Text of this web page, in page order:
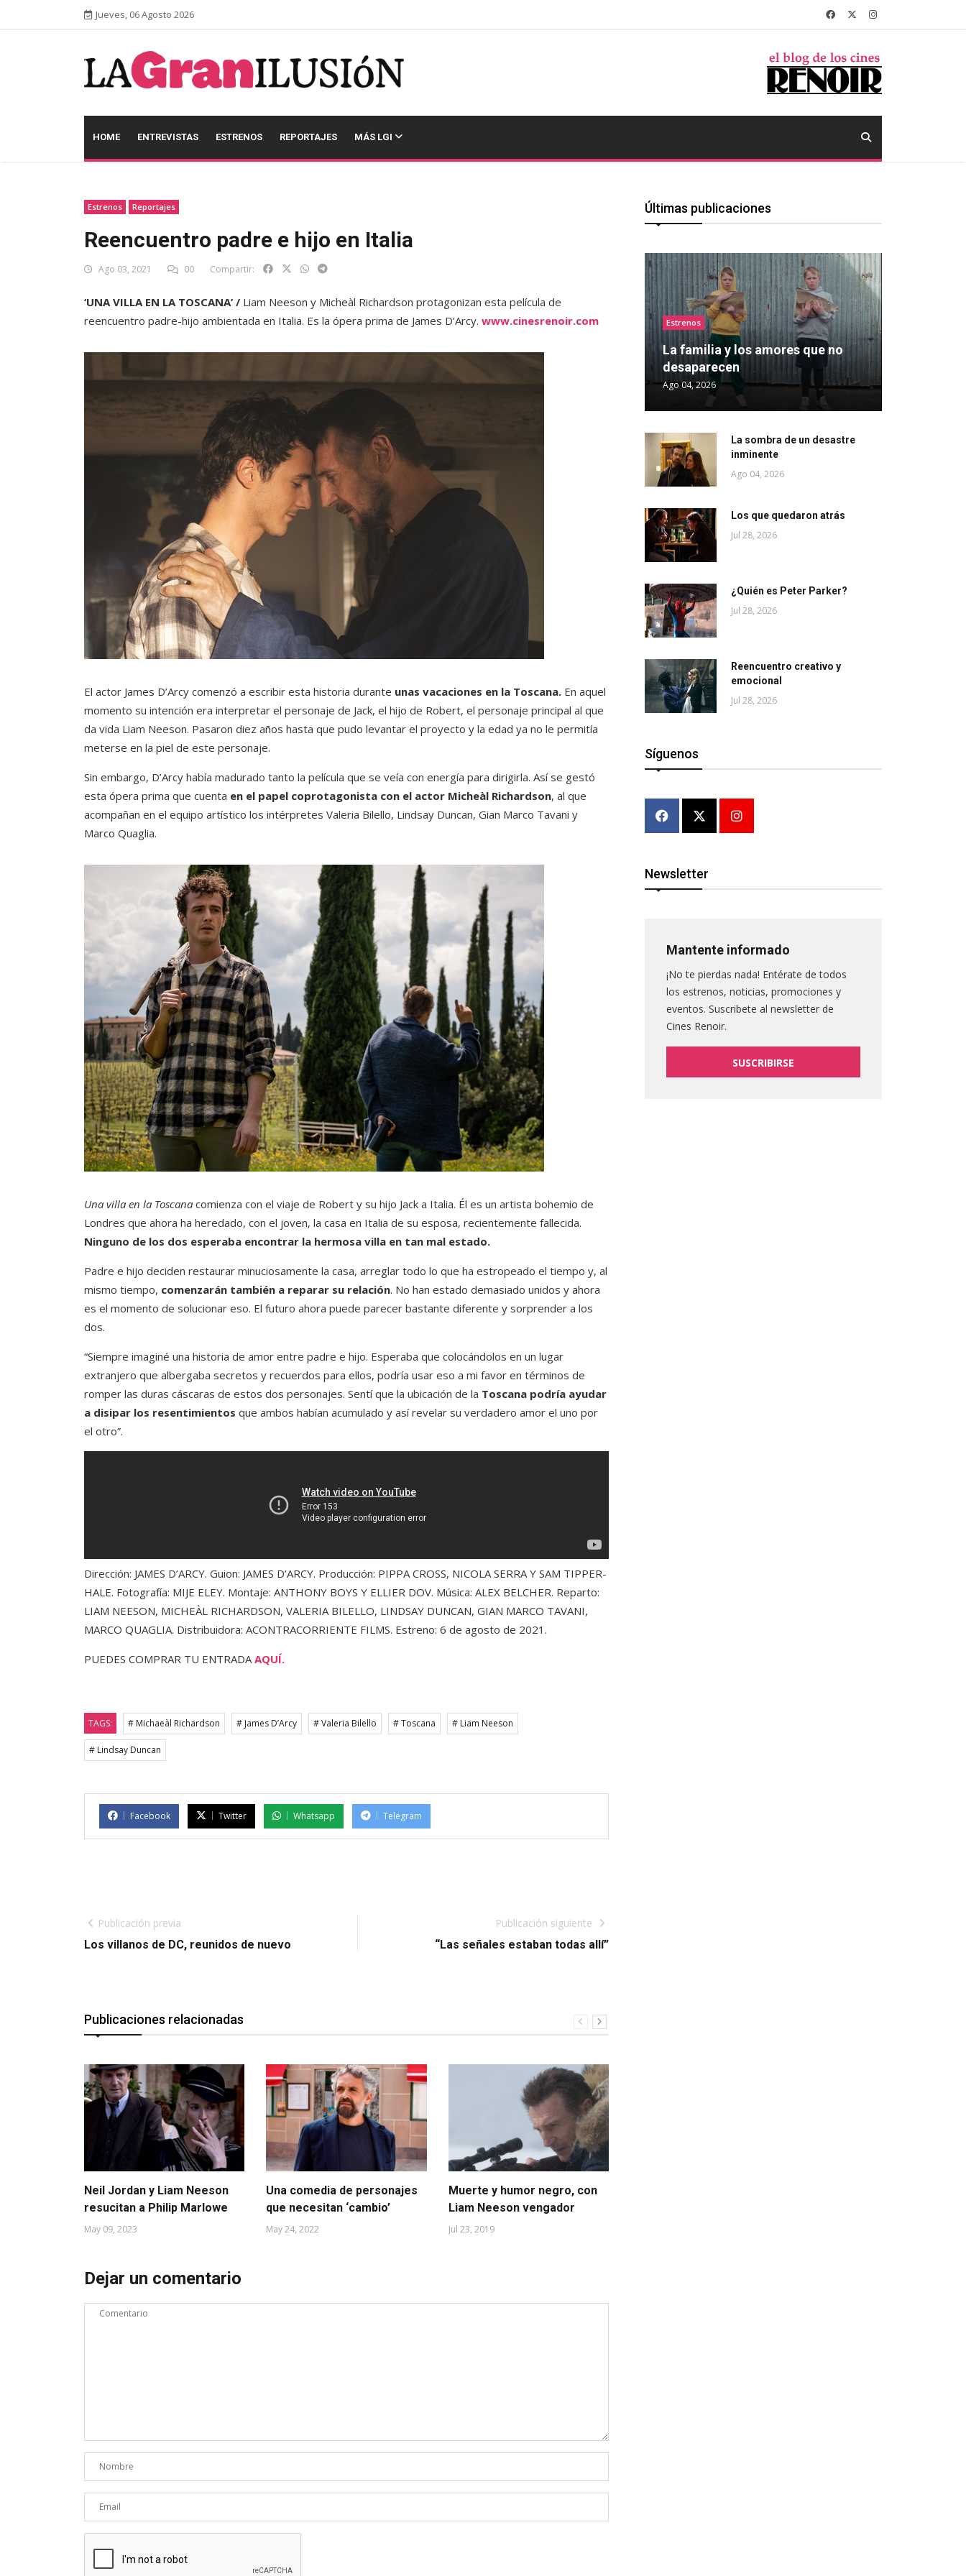
Jueves, 06 Agosto 2026
HOME ENTREVISTAS ESTRENOS REPORTAJES MÁS LGI
Estrenos Reportajes
Reencuentro padre e hijo en Italia
Ago 03, 2021 00 Compartir:
‘UNA VILLA EN LA TOSCANA’ / Liam Neeson y Micheàl Richardson protagonizan esta película de
reencuentro padre-hijo ambientada en Italia. Es la ópera prima de James D’Arcy. www.cinesrenoir.com
El actor James D’Arcy comenzó a escribir esta historia durante unas vacaciones en la Toscana. En aquel
momento su intención era interpretar el personaje de Jack, el hijo de Robert, el personaje principal al que
da vida Liam Neeson. Pasaron diez años hasta que pudo levantar el proyecto y la edad ya no le permitía
meterse en la piel de este personaje.
Sin embargo, D’Arcy había madurado tanto la película que se veía con energía para dirigirla. Así se gestó
esta ópera prima que cuenta en el papel coprotagonista con el actor Micheàl Richardson, al que
acompañan en el equipo artístico los intérpretes Valeria Bilello, Lindsay Duncan, Gian Marco Tavani y
Marco Quaglia.
Una villa en la Toscana comienza con el viaje de Robert y su hijo Jack a Italia. Él es un artista bohemio de
Londres que ahora ha heredado, con el joven, la casa en Italia de su esposa, recientemente fallecida.
Ninguno de los dos esperaba encontrar la hermosa villa en tan mal estado.
Padre e hijo deciden restaurar minuciosamente la casa, arreglar todo lo que ha estropeado el tiempo y, al
mismo tiempo, comenzarán también a reparar su relación. No han estado demasiado unidos y ahora
es el momento de solucionar eso. El futuro ahora puede parecer bastante diferente y sorprender a los
dos.
“Siempre imaginé una historia de amor entre padre e hijo. Esperaba que colocándolos en un lugar
extranjero que albergaba secretos y recuerdos para ellos, podría usar eso a mi favor en términos de
romper las duras cáscaras de estos dos personajes. Sentí que la ubicación de la Toscana podría ayudar
a disipar los resentimientos que ambos habían acumulado y así revelar su verdadero amor el uno por
el otro”.
Dirección: JAMES D’ARCY. Guion: JAMES D’ARCY. Producción: PIPPA CROSS, NICOLA SERRA Y SAM TIPPER-
HALE. Fotografía: MIJE ELEY. Montaje: ANTHONY BOYS Y ELLIER DOV. Música: ALEX BELCHER. Reparto:
LIAM NEESON, MICHEÀL RICHARDSON, VALERIA BILELLO, LINDSAY DUNCAN, GIAN MARCO TAVANI,
MARCO QUAGLIA. Distribuidora: ACONTRACORRIENTE FILMS. Estreno: 6 de agosto de 2021.
PUEDES COMPRAR TU ENTRADAAQUÍ.
TAGS: # Michaeàl Richardson # James D’Arcy # Valeria Bilello # Toscana # Liam Neeson
# Lindsay Duncan
Facebook Twitter Whatsapp Telegram
Publicación previa
Los villanos de DC, reunidos de nuevo
Publicación siguiente
“Las señales estaban todas allí”
Publicaciones relacionadas
Neil Jordan y Liam Neeson
resucitan a Philip Marlowe
May 09, 2023
Una comedia de personajes
que necesitan ‘cambio’
May 24, 2022
Muerte y humor negro, con
Liam Neeson vengador
Jul 23, 2019
Dejar un comentario
Últimas publicaciones
Estrenos
La familia y los amores que no
desaparecen
Ago 04, 2026
La sombra de un desastre
inminente
Ago 04, 2026
Los que quedaron atrás
Jul 28, 2026
¿Quién es Peter Parker?
Jul 28, 2026
Reencuentro creativo y
emocional
Jul 28, 2026
Síguenos
Newsletter
Mantente informado
¡No te pierdas nada! Entérate de todos
los estrenos, noticias, promociones y
eventos. Suscribete al newsletter de
Cines Renoir.
SUSCRIBIRSE